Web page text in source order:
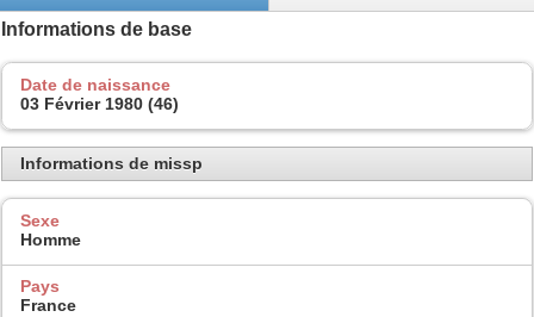
Informations de base
Date de naissance
03 Février 1980 (46)
Informations de missp
Sexe
Homme
Pays
France